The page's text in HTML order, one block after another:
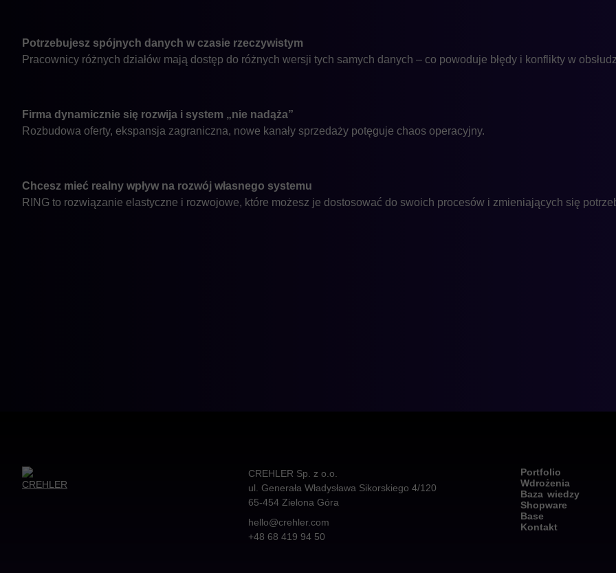
Potrzebujesz spójnych danych w czasie rzeczywistym
Pracownicy różnych działów mają dostęp do różnych wersji tych samych danych – co powoduje błędy i konflikty w
Firma dynamicznie się rozwija i system „nie nadąża”
Rozbudowa oferty, ekspansja zagraniczna, nowe kanały sprzedaży potęguje chaos operacyjny.
Chcesz mieć realny wpływ na rozwój własnego systemu
RING to rozwiązanie elastyczne i rozwojowe, które możesz je dostosować do swoich procesów i zmieniających się
CREHLER Sp. z o.o.
ul. Generała Władysława Sikorskiego 4/120
65-454 Zielona Góra
hello@crehler.com
+48 68 419 94 50
Portfolio
Wdrożenia
Baza wiedzy
Shopware
Base
Kontakt